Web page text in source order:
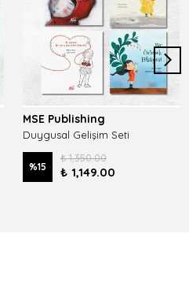
MSE Publishing
Duygusal Gelişim Seti
%15
₺ 1,350.00
₺ 1,149.00